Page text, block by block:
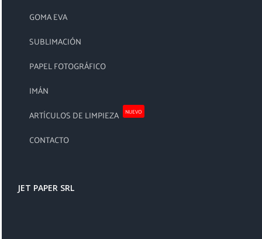
GOMA EVA
SUBLIMACIÓN
PAPEL FOTOGRÁFICO
IMÁN
ARTÍCULOS DE LIMPIEZA
NUEVO
CONTACTO
JET PAPER SRL